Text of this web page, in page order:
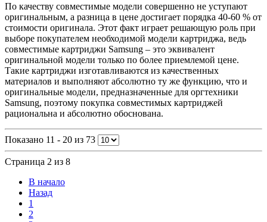
По качеству совместимые модели совершенно не уступают
оригинальным, а разница в цене достигает порядка 40-60 % от
стоимости оригинала. Этот факт играет решающую роль при
выборе покупателем необходимой модели картриджа, ведь
совместимые картриджи Samsung – это эквивалент
оригинальной модели только по более приемлемой цене.
Такие картриджи изготавливаются из качественных
материалов и выполняют абсолютно ту же функцию, что и
оригинальные модели, предназначенные для оргтехники
Samsung, поэтому покупка совместимых картриджей
рациональна и абсолютно обоснована.
Показано 11 - 20 из 73
Страница 2 из 8
В начало
Назад
1
2